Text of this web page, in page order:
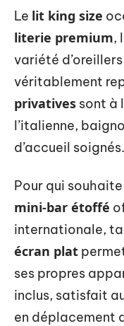
Le lit king size
literie premium,
variété
véritablement
privatives sont à
l’italienne,
d’accueil soignés.
Pour qui
mini-bar étoffé
internationale,
écran plat
ses propres
inclus, satisfait
en déplacement